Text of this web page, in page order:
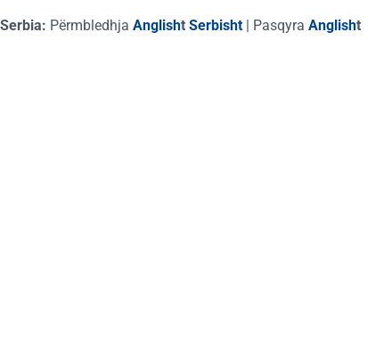
Serbia: Përmbledhja Anglisht Serbisht| Pasqyra Anglisht